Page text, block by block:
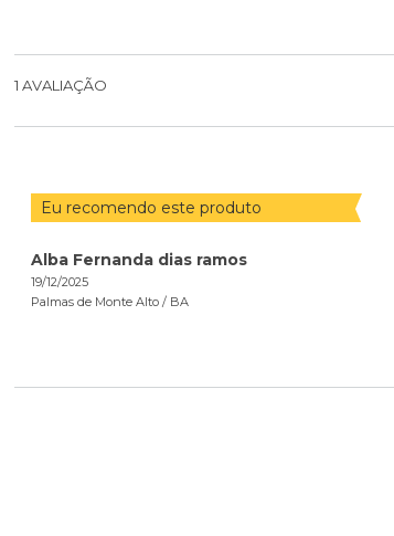
1 AVALIAÇÃO
Eu recomendo este produto
Alba Fernanda dias ramos
19/12/2025
Palmas de Monte Alto / BA